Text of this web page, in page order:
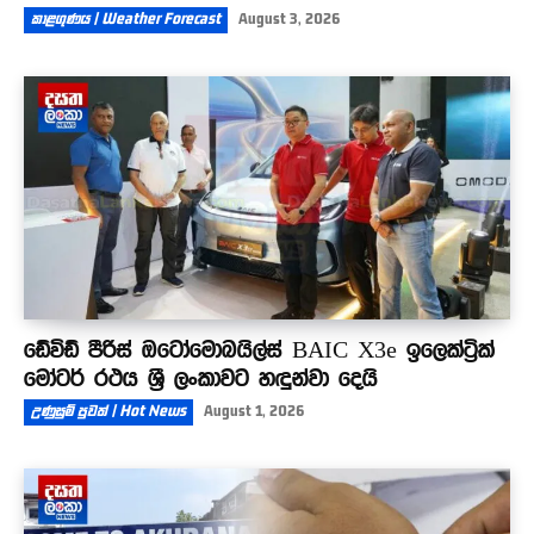
කාළගුණය | Weather Forecast August 3, 2026
ඩේවිඩ් පීරිස් ඔටෝමොබයිල්ස් BAIC X3e ඉලෙක්ට්‍රික්
මෝටර් රථය ශ්‍රී ලංකාවට හඳුන්වා දෙයි
උණුසුම් පුවත් | Hot News August 1, 2026